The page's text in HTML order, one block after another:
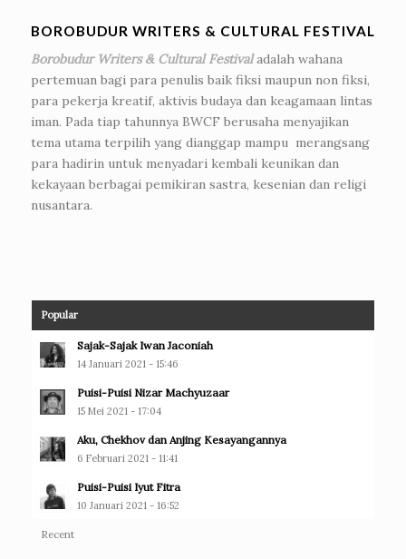
BOROBUDUR WRITERS & CULTURAL FESTIVAL
Borobudur Writers & Cultural Festivaladalah wahana
pertemuan bagi para penulis baik fiksi maupun non fiksi,
para pekerja kreatif, aktivis budaya dan keagamaan lintas
iman. Pada tiap tahunnya BWCF berusaha menyajikan
tema utama terpilih yang dianggap mampu merangsang
para hadirin untuk menyadari kembali keunikan dan
kekayaan berbagai pemikiran sastra, kesenian dan religi
nusantara.
Popular
Sajak-Sajak Iwan Jaconiah
14 Januari 2021 - 15:46
Puisi-Puisi Nizar Machyuzaar
15 Mei 2021 - 17:04
Aku, Chekhov dan Anjing Kesayangannya
6 Februari 2021 - 11:41
Puisi-Puisi Iyut Fitra
10 Januari 2021 - 16:52
Recent